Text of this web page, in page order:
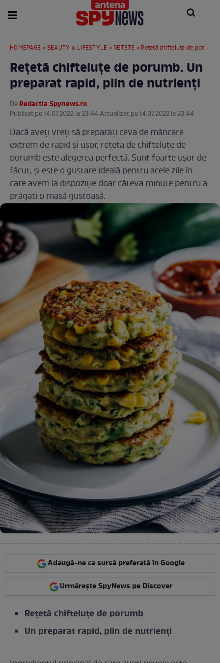
HOMEPAGE » BEAUTY & LIFESTYLE » RETETE » Rețetă chifteluțe de porumb. Un preparat rapid, plin de nutrienți
Rețetă chifteluțe de porumb. Un
preparat rapid, plin de nutrienți
DeRedactia Spynews.ro.
Publicat pe 14.07.2022 la 23:44 Actualizat pe 14.07.2022 la 23:44
Dacă aveți vreți să preparați ceva de mâncare
extrem de rapid și ușor, rețeta de chifteluțe de
porumb este alegerea perfectă. Sunt foarte ușor de
făcut, și este o gustare ideală pentru acele zile în
care avem la dispoziție doar câteva minute pentru a
prăgati o masă gustoasă.
Adaugă-ne ca sursă preferată în Google
Urmărește SpyNews pe Discover
Rețetă chifteluțe de porumb
Un preparat rapid, plin de nutrienți